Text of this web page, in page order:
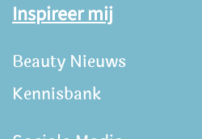
Inspireer mij
Beauty Nieuws
Kennisbank